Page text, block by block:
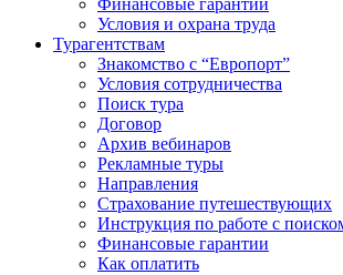
Финансовые гарантии
Условия и охрана труда
Турагентствам
Знакомство с “Европорт”
Условия сотрудничества
Поиск тура
Договор
Архив вебинаров
Рекламные туры
Направления
Страхование путешествующих
Инструкция по работе с
Финансовые гарантии
Как оплатить